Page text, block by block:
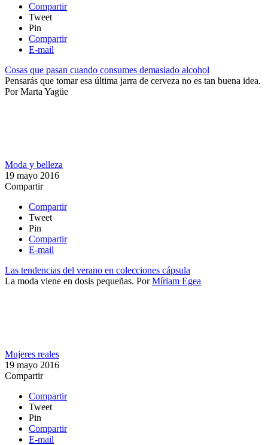
Compartir
Tweet
Pin
Compartir
E-mail
Cosas que pasan cuando consumes demasiado alcohol
Pensarás que tomar esa última jarra de cerveza no es tan buena idea.
PorMarta Yagüe
Moda y belleza
19 mayo 2016
Compartir
Compartir
Tweet
Pin
Compartir
E-mail
Las tendencias del verano en colecciones cápsula
La moda viene en dosis pequeñas. PorMíriam Egea
Mujeres reales
19 mayo 2016
Compartir
Compartir
Tweet
Pin
Compartir
E-mail